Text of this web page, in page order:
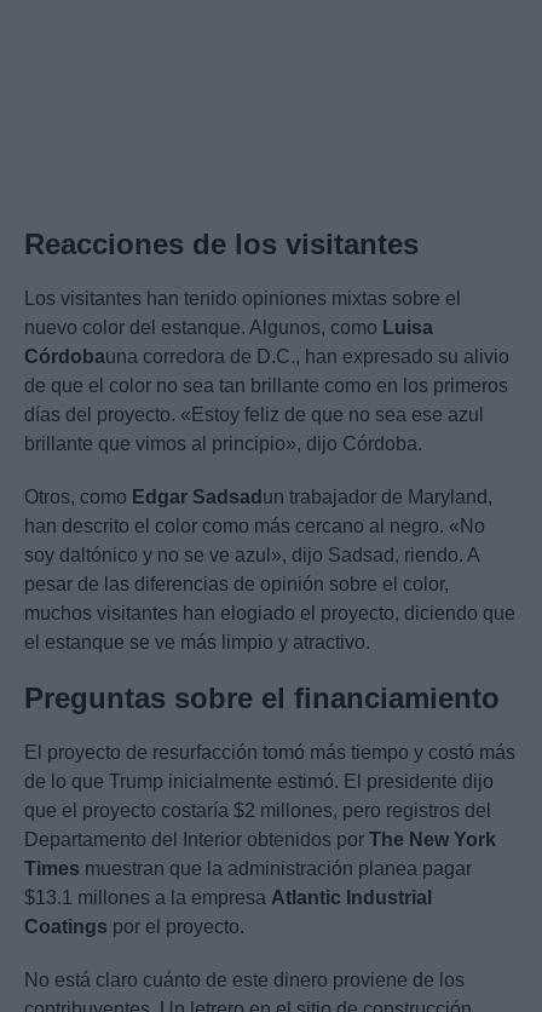
Reacciones de los visitantes
Los visitantes han tenido opiniones mixtas sobre el
nuevo color del estanque. Algunos, como Luisa
Córdobauna corredora de D.C., han expresado su alivio
de que el color no sea tan brillante como en los primeros
días del proyecto. «Estoy feliz de que no sea ese azul
brillante que vimos al principio», dijo Córdoba.
Otros, como Edgar Sadsad un trabajador de Maryland,
han descrito el color como más cercano al negro. «No
soy daltónico y no se ve azul», dijo Sadsad, riendo. A
pesar de las diferencias de opinión sobre el color,
muchos visitantes han elogiado el proyecto, diciendo que
el estanque se ve más limpio y atractivo.
Preguntas sobre el financiamiento
El proyecto de resurfacción tomó más tiempo y costó más
de lo que Trump inicialmente estimó. El presidente dijo
que el proyecto costaría $2 millones, pero registros del
Departamento del Interior obtenidos por The New York
Times muestran que la administración planea pagar
$13.1 millones a la empresa Atlantic Industrial
Coatings por el proyecto.
No está claro cuánto de este dinero proviene de los